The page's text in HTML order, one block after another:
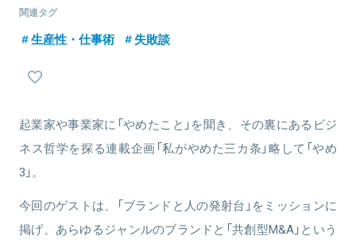
体育会ハンドボール部主将。2000年に東京海上火災入社、法人営業
ーケティングおよびマネジメントを統括。その後、楽天の上級執行
管掌。2015年Facebook Japanの代表取締役に就任、在任中に
InstagramはMAU810万から3,300万に。2019年8月にMOON-XInc.
社）
関連タグ
生産性・仕事術 失敗談
起業家や事業家に「やめたこと」を聞き、その裏にあるビジ
ネス哲学を探る連載企画「私がやめた三カ条」略して「やめ
3」。
今回のゲストは、「ブランドと人の発射台」をミッションに
掲げ、あらゆるジャンルのブランドと「共創型M&A」という